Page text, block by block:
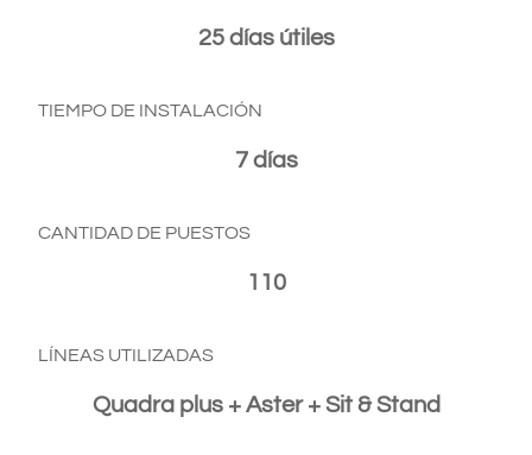
25 días útiles
TIEMPO DE INSTALACIÓN
7 días
CANTIDAD DE PUESTOS
110
LÍNEAS UTILIZADAS
Quadra plus + Aster + Sit & Stand